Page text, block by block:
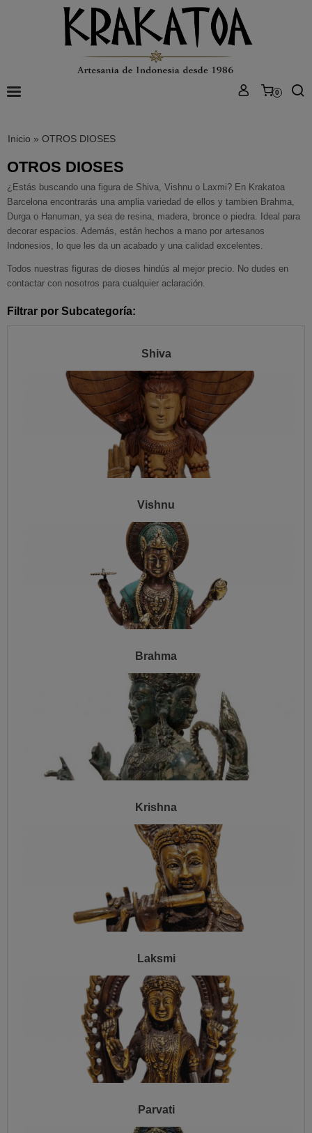
0
Inicio » OTROS DIOSES
OTROS DIOSES
¿Estás buscando una figura de Shiva, Vishnu o Laxmi? En Krakatoa
Barcelona encontrarás una amplia variedad de ellos y tambien Brahma,
Durga o Hanuman, ya sea de resina, madera, bronce o piedra. Ideal para
decorar espacios. Además, están hechos a mano por artesanos
Indonesios, lo que les da un acabado y una calidad excelentes.
Todos nuestras figuras de dioses hindús al mejor precio. No dudes en
contactar con nosotros para cualquier aclaración.
Filtrar por Subcategoría:
Shiva
Vishnu
Brahma
Krishna
Laksmi
Parvati